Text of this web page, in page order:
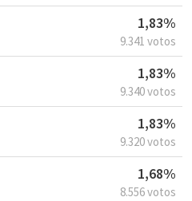
1,83%
9.341 votos
1,83%
9.340 votos
1,83%
9.320 votos
1,68%
8.556 votos